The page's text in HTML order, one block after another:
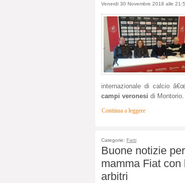
Venerdi 30 Novembre 2018 alle
internazionale di calcio
campi veronesi di Montorio.
Continua a leggere
Categorie: Fatti
Buone notizie
mamma Fiat
arbitri